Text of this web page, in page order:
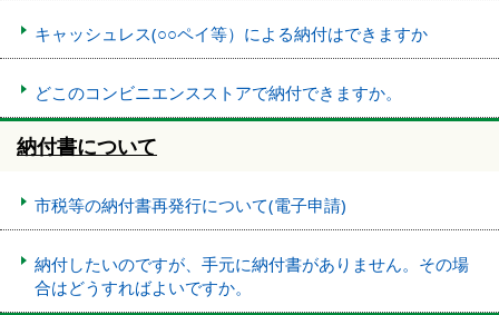
キャッシュレス(○○ペイ等）による納付はできますか
どこのコンビニエンスストアで納付できますか。
納付書について
市税等の納付書再発行について(電子申請)
納付したいのですが、手元に納付書がありません。その場
合はどうすればよいですか。